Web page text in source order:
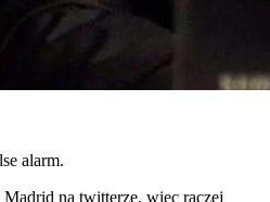
alarm.
na twitterze, wiec raczej